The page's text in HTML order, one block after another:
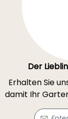
Der
Erhalten Sie
damit Ihr